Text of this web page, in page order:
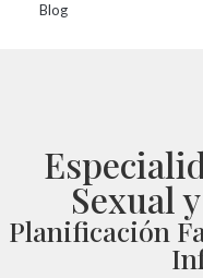
Blog
Sexual
Planificación